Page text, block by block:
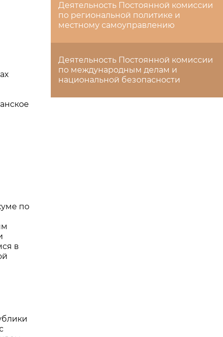
по
в
Деятельность Постоянной комиссии
по региональной политике и
местному самоуправлению
Деятельность Постоянной комиссии
по международным делам и
национальной безопасности